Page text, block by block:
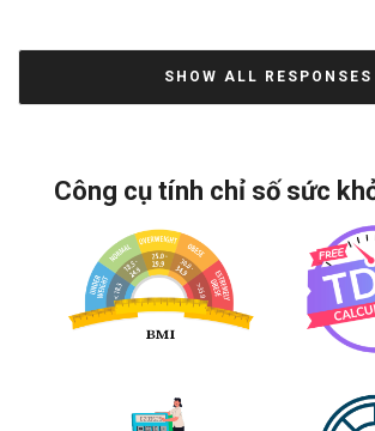
SHOW ALL RESPONSES
Công cụ tính chỉ số sức